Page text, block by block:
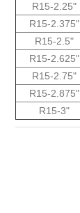
R15-2.25"
R15-2.375"
R15-2.5"
R15-2.625"
R15-2.75"
R15-2.875"
R15-3"